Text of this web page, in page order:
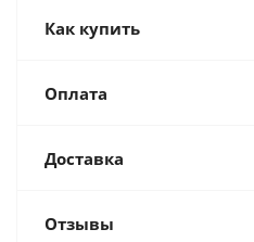
Как купить
Оплата
Доставка
Отзывы